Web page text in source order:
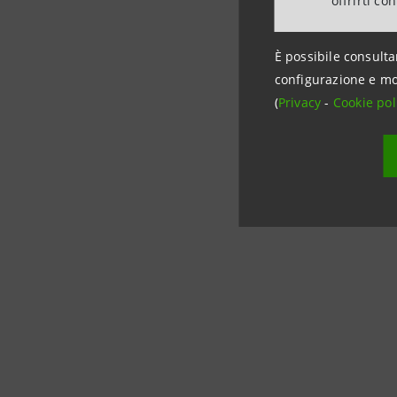
È possibile
configurazione e
(Privacy- Cookie
sono
cogliere
giovani;